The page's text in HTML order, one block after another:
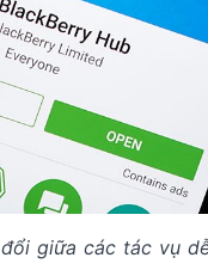
giữa các tác vụ